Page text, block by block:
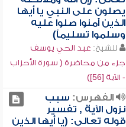
يصلون على النبي يا أيها
الذين آمنوا صلوا عليه
وسلموا تسليماً)
للشيخ: عبد الحي يوسف
جزء من محاضرة ( سورة الأحزاب
- الآية [56])
الفهرس: سبب
نزول الآية , تفسير
قوله تعالى: (يا أيها الذين